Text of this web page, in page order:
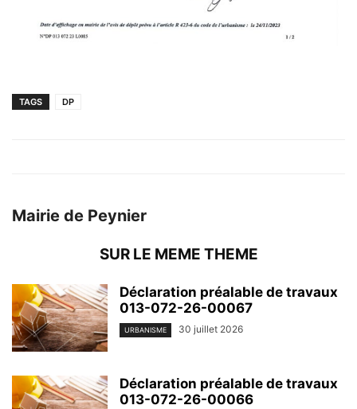
TAGS DP
Mairie de Peynier
SUR LE MEME THEME
Déclaration préalable de travaux
013-072-26-00067
URBANISME 30 juillet 2026
Déclaration préalable de travaux
013-072-26-00066